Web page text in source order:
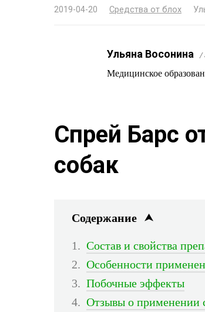
2019-04-20 Средства от блох
Ульяна Восонина /
Медицинское
Спрей Барс
собак
Содержание
Состав и свойства
Особенности
Побочные эффекты
Отзывы о применении